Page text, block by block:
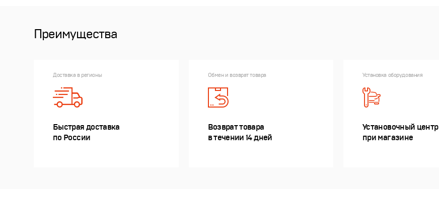
Преимущества
Доставка в регионы
Быстрая доставка
по России
Обмен и возврат товара
Возврат товара
в течении 14 дней
Установка оборудования
Установочный центр
при магазине